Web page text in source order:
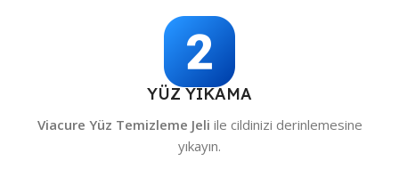
YÜZ YIKAMA
Viacure Yüz Temizleme Jeli ile cildinizi derinlemesine
yıkayın.